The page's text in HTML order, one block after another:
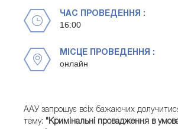
ЧАС ПРОВЕДЕННЯ :
16:00
МІСЦЕ ПРОВЕДЕННЯ :
онлайн
ААУ запрошує всіх бажаючих
тему: "Кримінальні провадження в